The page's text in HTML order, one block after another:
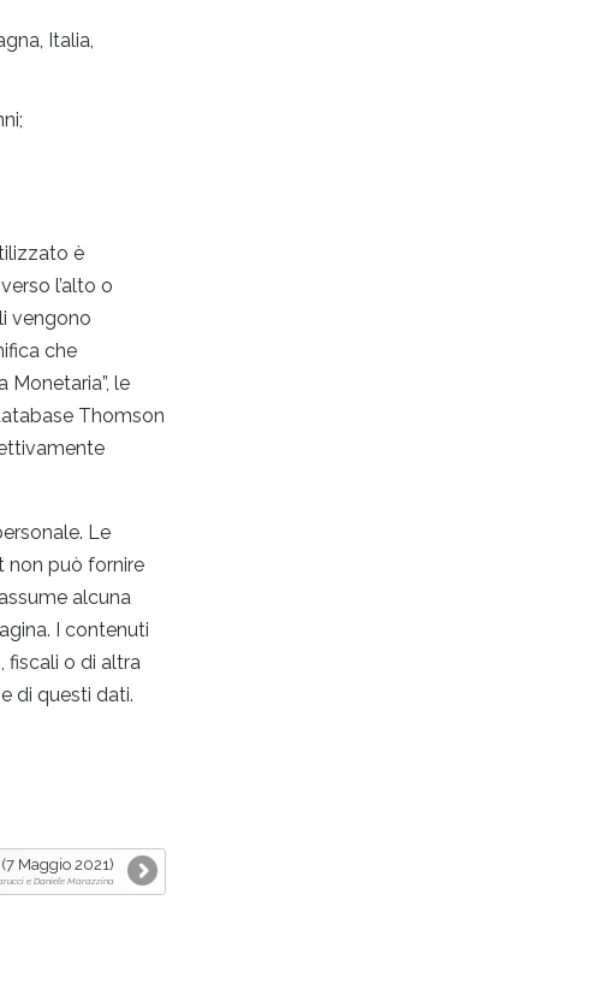
Italia,
è
l’alto o
vengono
che
Monetaria”, le
Thomson
Le
non può fornire
alcuna
I contenuti
fiscali o di altra
di questi dati.
Maggio 2021)
e Daniele Marazzina